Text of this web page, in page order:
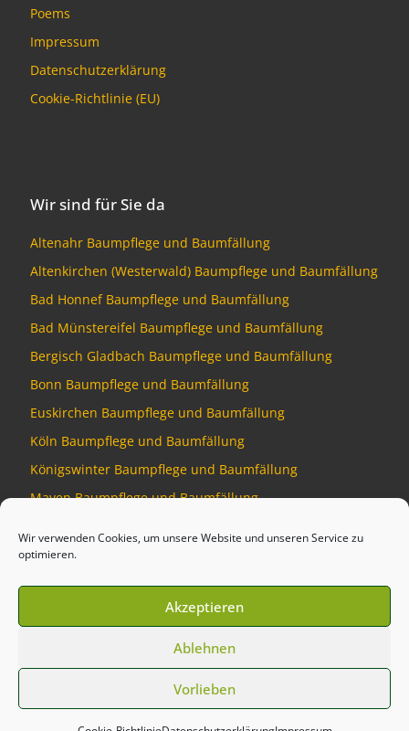
Wir verwenden Cookies, um unsere Website und unseren Service zu
optimieren.
Akzeptieren
Ablehnen
Vorlieben
Poems
Impressum
Datenschutzerklärung
Cookie-Richtlinie (EU)
Wir sind für Sie da
Altenahr Baumpflege und Baumfällung
Altenkirchen (Westerwald) Baumpflege und Baumfällung
Bad Honnef Baumpflege und Baumfällung
Bad Münstereifel Baumpflege und Baumfällung
Bergisch Gladbach Baumpflege und Baumfällung
Bonn Baumpflege und Baumfällung
Euskirchen Baumpflege und Baumfällung
Köln Baumpflege und Baumfällung
Königswinter Baumpflege und Baumfällung
Mayen Baumpflege und Baumfällung
Baumdienst Siebengebirge
Developed by Talking Pixel